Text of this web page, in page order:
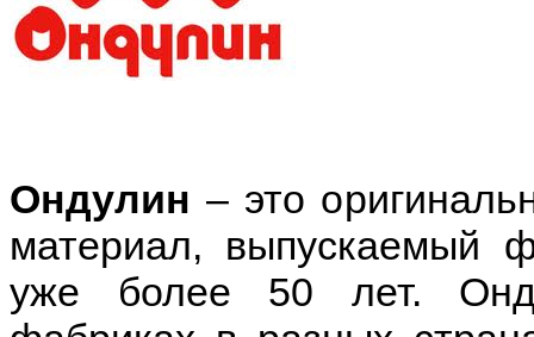
Ондулин – это
материал, выпускаемый
уже более 50 лет.